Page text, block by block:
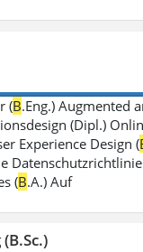
(B.Eng.) Augmented
(Dipl.)
Experience Design (
(B.A.) Auf